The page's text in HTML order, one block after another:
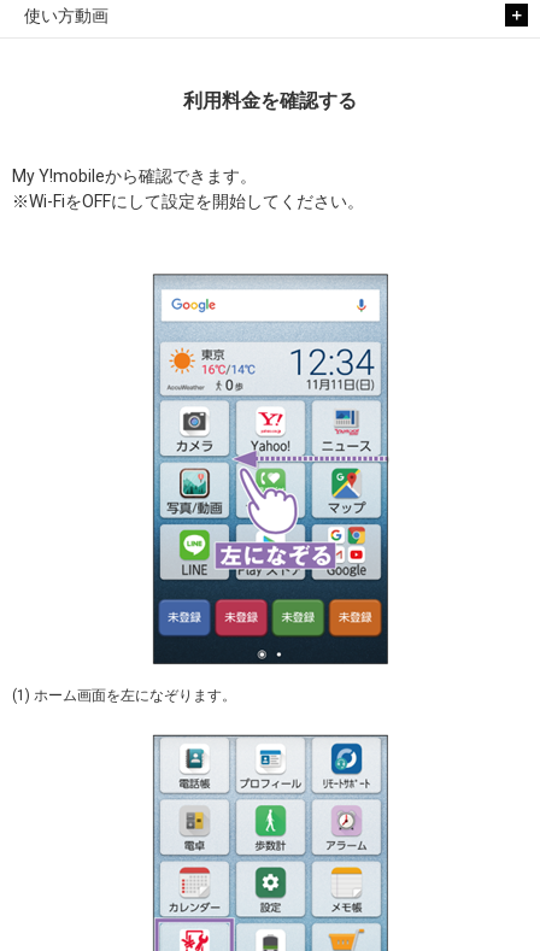
使い方動画
利用料金を確認する
My Y!mobileから確認できます。
※Wi-FiをOFFにして設定を開始してください。
(1) ホーム画面を左になぞります。